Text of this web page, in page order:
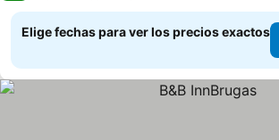
Elige fechas para ver los precios exactos